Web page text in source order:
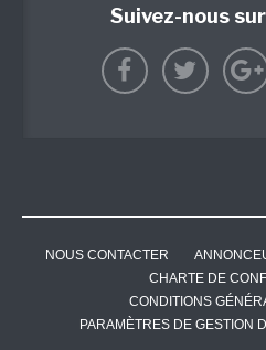
Suivez-nous
NOUS CONTACTER
CHARTE DE
CONDITIONS
PARAMÈTRES DE GESTION